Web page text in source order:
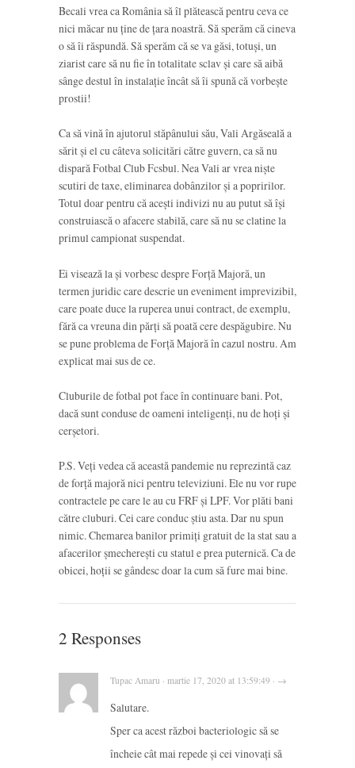
Becali vrea ca România să îl plătească pentru ceva ce
nici măcar nu ține de țara noastră. Să sperăm că cineva
o să îi răspundă. Să sperăm că se va găsi, totuși, un
ziarist care să nu fie în totalitate sclav și care să aibă
sânge destul în instalație încât să îi spună că vorbește
prostii!
Ca să vină în ajutorul stăpânului său, Vali Argăseală a
sărit și el cu câteva solicitări către guvern, ca să nu
dispară Fotbal Club Fcsbul. Nea Vali ar vrea niște
scutiri de taxe, eliminarea dobânzilor și a popririlor.
Totul doar pentru că acești indivizi nu au putut să își
construiască o afacere stabilă, care să nu se clatine la
primul campionat suspendat.
Ei visează la și vorbesc despre Forță Majoră, un
termen juridic care descrie un eveniment imprevizibil,
care poate duce la ruperea unui contract, de exemplu,
fără ca vreuna din părți să poată cere despăgubire. Nu
se pune problema de Forță Majoră în cazul nostru. Am
explicat mai sus de ce.
Cluburile de fotbal pot face în continuare bani. Pot,
dacă sunt conduse de oameni inteligenți, nu de hoți și
cerșetori.
P.S. Veți vedea că această pandemie nu reprezintă caz
de forță majoră nici pentru televiziuni. Ele nu vor rupe
contractele pe care le au cu FRF și LPF. Vor plăti bani
către cluburi. Cei care conduc știu asta. Dar nu spun
nimic. Chemarea banilor primiți gratuit de la stat sau a
afacerilor șmecherești cu statul e prea puternică. Ca de
obicei, hoții se gândesc doar la cum să fure mai bine.
2 Responses
Tupac Amaru · martie 17, 2020 at 13:59:49 · →
Salutare.
Sper ca acest război bacteriologic să se
încheie cât mai repede și cei vinovați să